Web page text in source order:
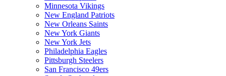
Minnesota Vikings
New England Patriots
New Orleans Saints
New York Giants
New York Jets
Philadelphia Eagles
Pittsburgh Steelers
San Francisco 49ers